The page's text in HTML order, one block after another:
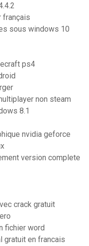
français
sous windows 10
ps4
non steam
8.1
nvidia geforce
version complete
crack gratuit
fichier word
gratuit en francais